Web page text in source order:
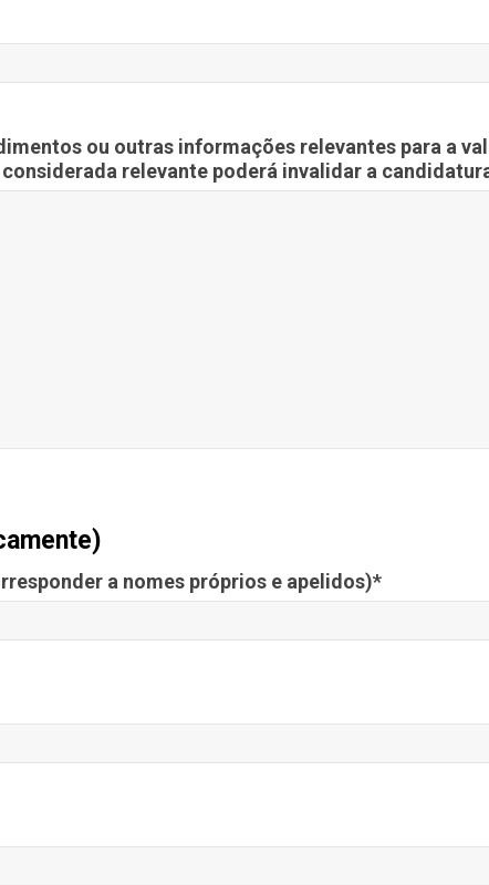
ou outras informações relevantes para a
relevante poderá invalidar a
a nomes próprios e apelidos)*